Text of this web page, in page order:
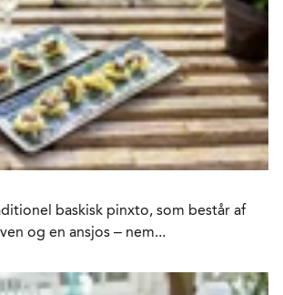
baskisk pinxto, som består af
og en ansjos – nem...